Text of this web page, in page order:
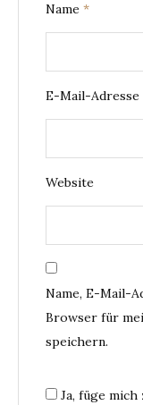
Name *
E-Mail-Adresse
Website
Name, E-Mail-
Browser für
speichern.
Ja, füge